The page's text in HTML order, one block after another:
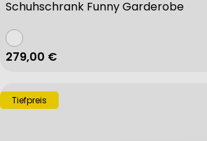
Schuhschrank Funny Garderobe
Regulärer Preis
279,00 €
Tiefpreis